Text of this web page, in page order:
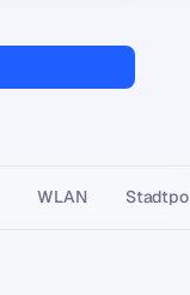
WLAN